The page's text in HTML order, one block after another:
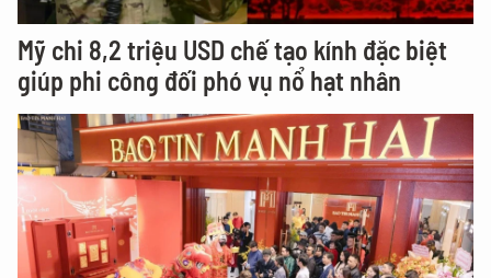
Mỹ chi 8,2 triệu USD chế tạo kính đặc biệt
giúp phi công đối phó vụ nổ hạt nhân